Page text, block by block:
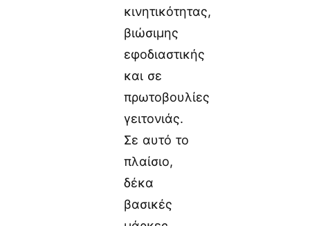
κινητικότητας,
βιώσιμης
εφοδιαστικής
και σε
πρωτοβουλίες
γειτονιάς.
Σε αυτό το
πλαίσιο,
δέκα
βασικές